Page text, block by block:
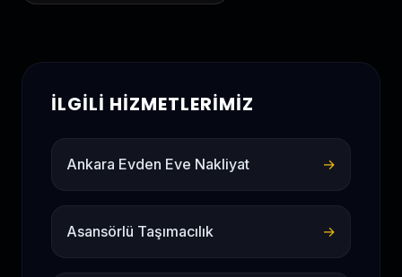
İLGILI HIZMETLERIMIZ
Ankara Evden Eve Nakliyat →
Asansörlü Taşımacılık →